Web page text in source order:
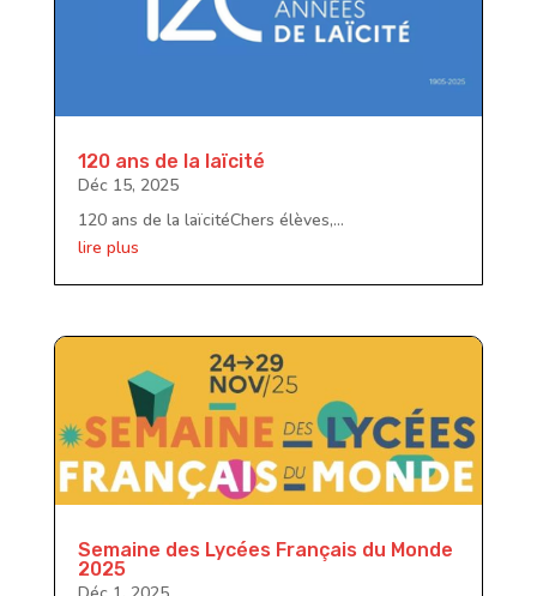
120 ans de la laïcité
Déc 15, 2025
120 ans de la laïcitéChers élèves,...
lire plus
Semaine des Lycées Français du Monde
2025